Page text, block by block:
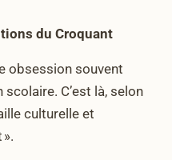
du Croquant
obsession souvent
C’est là, selon
culturelle et